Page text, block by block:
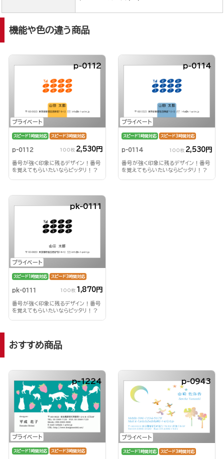
機能や色の違う商品
プライベート
p-0112
スピード1時間対応 スピード3時間対応
p-0112 100枚 2,530円
番号が強く印象に残るデザイン！番号
を覚えてもらいたいならピッタリ！？
プライベート
p-0114
スピード1時間対応 スピード3時間対応
p-0114 100枚 2,530円
番号が強く印象に残るデザイン！番号
を覚えてもらいたいならピッタリ！？
プライベート
pk-0111
スピード1時間対応 スピード3時間対応
pk-0111 100枚 1,870円
番号が強く印象に残るデザイン！番号
を覚えてもらいたいならピッタリ！？
おすすめ商品
プライベート
p-1224
スピード1時間対応 スピード3時間対応
プライベート
p-0943
スピード1時間対応 スピード3時間対応